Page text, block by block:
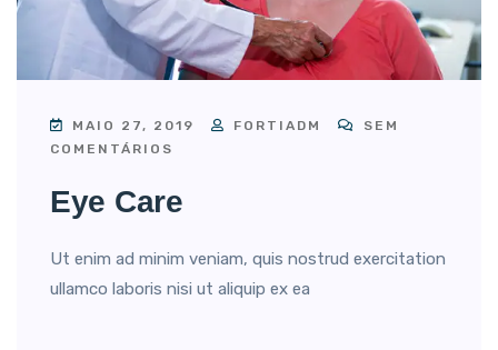
MAIO 27, 2019 FORTIADM
SEM
COMENTÁRIOS
Eye Care
Ut enim ad minim veniam, quis nostrud exercitation
ullamco laboris nisi ut aliquip ex ea